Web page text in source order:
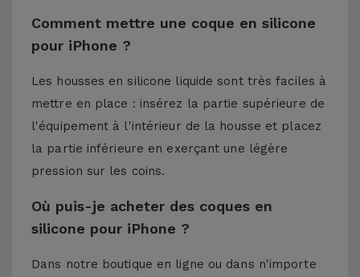
Comment mettre une coque en silicone
pour iPhone ?
Les housses en silicone liquide sont très faciles à
mettre en place : insérez la partie supérieure de
l'équipement à l'intérieur de la housse et placez
la partie inférieure en exerçant une légère
pression sur les coins.
Où puis-je acheter des coques en
silicone pour iPhone ?
Dans notre boutique en ligne ou dans n'importe